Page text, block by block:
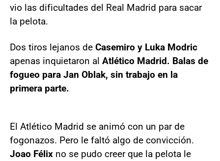
vio las dificultades del Real Madrid para sacar
la pelota.
Dos tiros lejanos de Casemiro y Luka Modric
apenas inquietaron al Atlético Madrid. Balas de
fogueo para Jan Oblak, sin trabajo en la
primera parte.
El Atlético Madrid se animó con un par de
fogonazos. Pero le faltó algo de convicción.
Joao Félix no se pudo creer que la pelota le